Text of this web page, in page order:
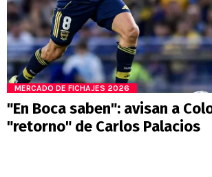
MERCADO DE FICHAJES 2026
"En Boca saben": avisan a
"retorno" de Carlos Palacios